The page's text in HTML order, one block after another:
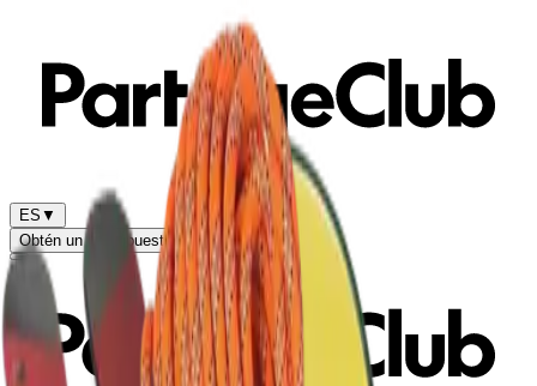
ES ▼
Obtén un presupuesto
Prueba gratis